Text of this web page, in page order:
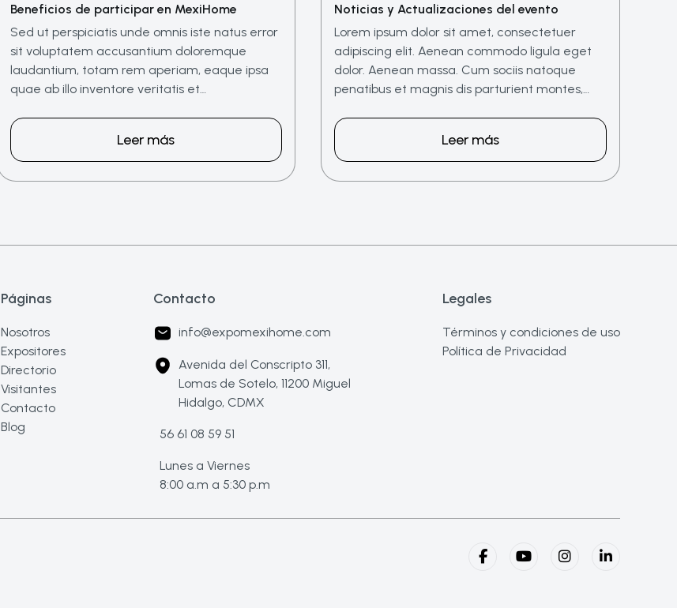
Beneficios de participar en MexiHome
Sed ut perspiciatis unde omnis iste natus error
sit voluptatem accusantium doloremque
laudantium, totam rem aperiam, eaque ipsa
quae ab illo inventore veritatis et…
Leer más
Noticias y Actualizaciones del evento
Lorem ipsum dolor sit amet, consectetuer
adipiscing elit. Aenean commodo ligula eget
dolor. Aenean massa. Cum sociis natoque
penatibus et magnis dis parturient montes,…
Leer más
Páginas
Nosotros
Expositores
Directorio
Visitantes
Contacto
Blog
Contacto
info@expomexihome.com
Avenida del Conscripto 311,
Lomas de Sotelo, 11200 Miguel
Hidalgo, CDMX
56 61 08 59 51
Lunes a Viernes
8:00 a.m a 5:30 p.m
Legales
Términos y condiciones de uso
Política de Privacidad